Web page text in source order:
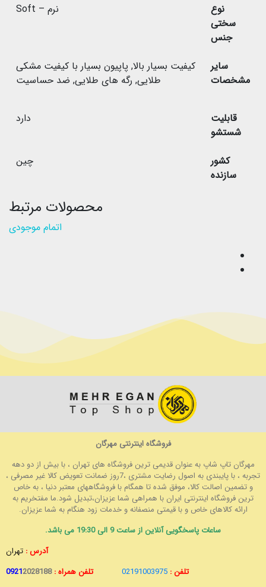
نوع
سختی
جنس
نرم – Soft
سایر
مشخصات
کیفیت بسیار بالا, پاپیون بسیار با کیفیت مشکی
طلایی, رگه های طلایی, ضد حساسیت
قابلیت
شستشو
دارد
کشور
سازنده
چین
محصولات مرتبط
اتمام موجودی
فروشگاه اینترنتی مهرگان
مهرگان تاپ شاپ به عنوان قدیمی ترین فروشگاه های تهران ، با بیش از دو دهه
تجربه ، با پایبندی به اصول رضایت مشتری ،7روز ضمانت تعویض کالا غیر مصرفی ،
و تضمین اصالت کالا، موفق شده تا همگام با فروشگاههای معتبر دنیا ، به خاص
ترین فروشگاه اینترنتی ایران با همراهی شما عزیزان،تبدیل شود.ما مفتخریم به
ارائه کالاهای خاص و با قیمتی منصفانه و خدمات زود هنگام به شما عزیزان.
ساعات پاسخگویی آنلاین از ساعت 9 الی 19:30 می باشد.
آدرس : تهران
تلفن : 02191003975 تلفن همراه : 09212028188